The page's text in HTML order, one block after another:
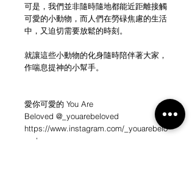
可是，我們並非隨時隨地都能近距離接觸
可愛的小動物，而人們在勞碌焦慮的生活
中，又迫切需要放鬆的時刻。
就讓這些小動物的化身隨時陪伴著大家，
作喘息提神的小幫手。
愛你可愛的 You Are
Beloved @_youarebeloved
https://www.instagram.com/_youarebelo
ved